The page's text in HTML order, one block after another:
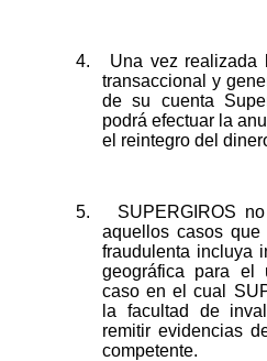
4.
Una vez realizada
transaccional y
de su cuenta
podrá efectuar la
el reintegro del
5.
SUPERGIROS
aquellos casos
fraudulenta incluya
geográfica para el
caso en el cual
la facultad de
remitir evidencias
competente.